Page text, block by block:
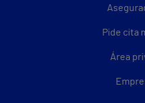
Pide cita
Área